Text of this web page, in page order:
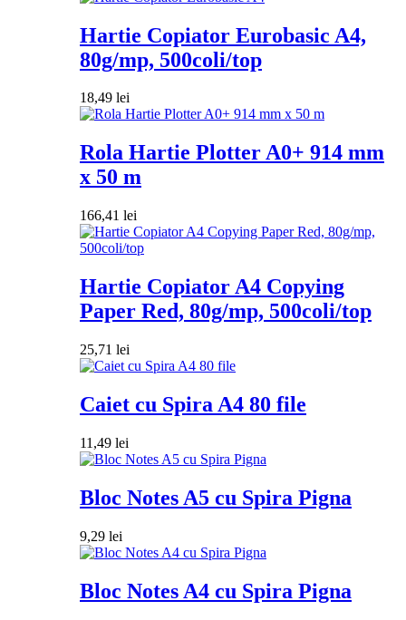
Hartie Copiator Eurobasic A4,
80g/mp, 500coli/top
18,49 lei
Rola Hartie Plotter A0+ 914 mm
x 50 m
166,41 lei
Hartie Copiator A4 Copying
Paper Red, 80g/mp, 500coli/top
25,71 lei
Caiet cu Spira A4 80 file
11,49 lei
Bloc Notes A5 cu Spira Pigna
9,29 lei
Bloc Notes A4 cu Spira Pigna